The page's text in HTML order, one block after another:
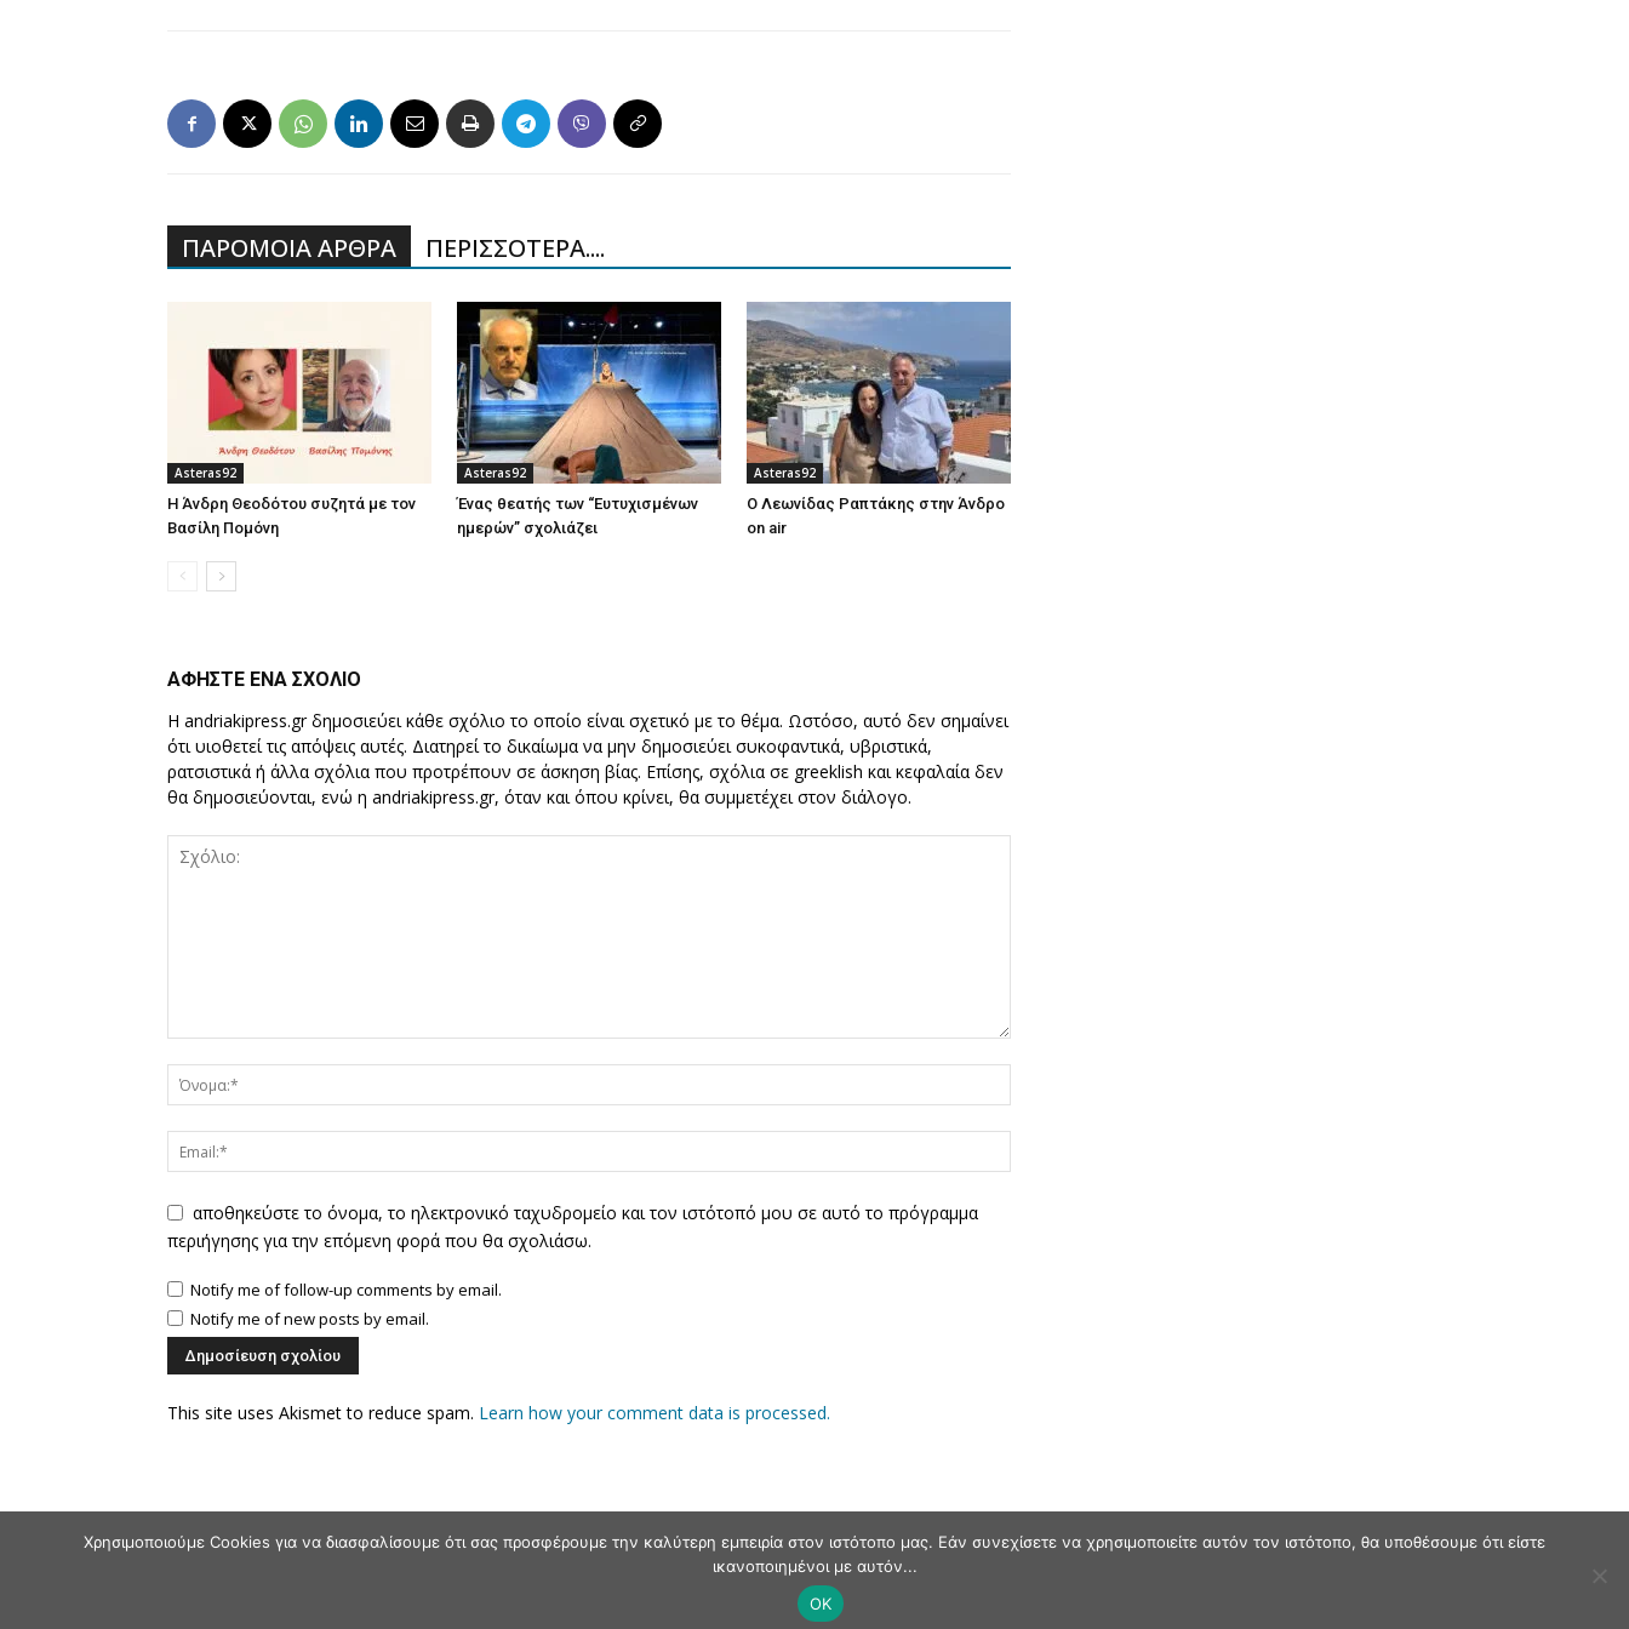
ΠΑΡΟΜΟΙΑ ΑΡΘΡΑ ΠΕΡΙΣΣΟΤΕΡΑ....
Asteras92
Η Άνδρη Θεοδότου συζητά με τον
Βασίλη Πομόνη
Asteras92
Ένας θεατής των “Ευτυχισμένων
ημερών” σχολιάζει
Asteras92
Ο Λεωνίδας Ραπτάκης στην Άνδρο
on air
ΑΦΗΣΤΕ ΕΝΑ ΣΧΟΛΙΟ
Η andriakipress.gr δημοσιεύει κάθε σχόλιο το οποίο είναι σχετικό με το θέμα. Ωστόσο, αυτό δεν σημαίνει
ότι υιοθετεί τις απόψεις αυτές. Διατηρεί το δικαίωμα να μην δημοσιεύει συκοφαντικά, υβριστικά,
ρατσιστικά ή άλλα σχόλια που προτρέπουν σε άσκηση βίας. Επίσης, σχόλια σε greeklish και κεφαλαία δεν
θα δημοσιεύονται, ενώ η andriakipress.gr, όταν και όπου κρίνει, θα συμμετέχει στον διάλογο.
αποθηκεύστε το όνομα, το ηλεκτρονικό ταχυδρομείο και τον ιστότοπό μου σε αυτό το πρόγραμμα
περιήγησης για την επόμενη φορά που θα σχολιάσω.
Notify me of follow-up comments by email.
Notify me of new posts by email.
This site uses Akismet to reduce spam. Learn how your comment data is processed.
Χρησιμοποιούμε Cookies για να διασφαλίσουμε ότι σας προσφέρουμε την καλύτερη εμπειρία στον ιστότοπο μας. Εάν συνεχίσετε να χρησιμοποιείτε αυτόν τον ιστότοπο, θα υποθέσουμε ότι είστε
ικανοποιημένοι με αυτόν...
OK